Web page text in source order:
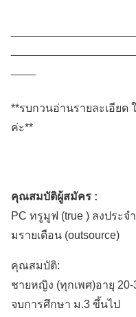
**รบกวนอ่านรายละเอีย
ค่ะ**
คุณสมบัติผู้สมัคร :
PC ทรูมูฟ (true ) ลงประ
มรายเดือน (outsource)
คุณสมบัติ:
ชายหญิง (ทุกเพศ)อายุ 20-
จบการศึกษา ม.3 ขึ้นไป